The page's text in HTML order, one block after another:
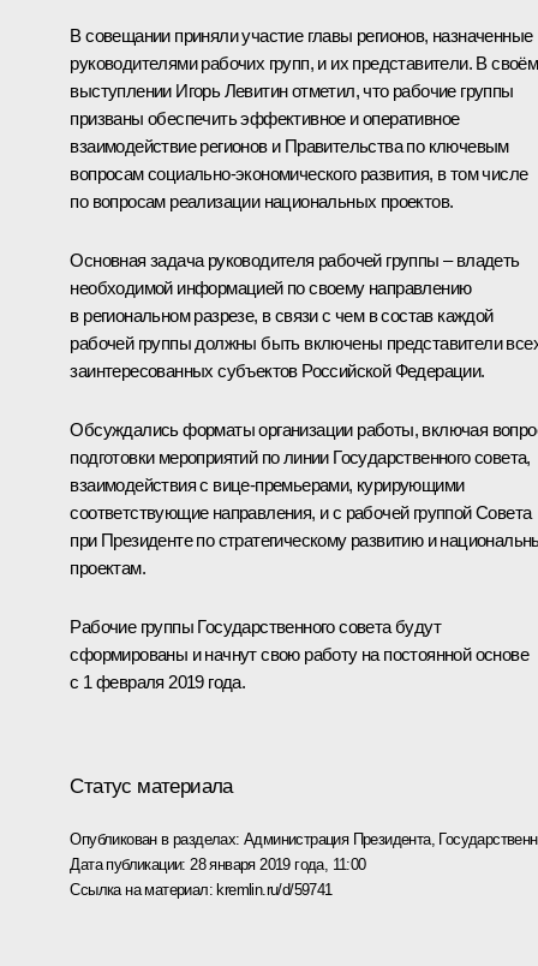
В совещании приняли участие главы регионов, назначенные
руководителями рабочих групп, и их представители. В своём
выступлении Игорь Левитинотметил, что рабочие группы
призваны обеспечить эффективное и оперативное
взаимодействие регионов и Правительства по ключевым
вопросам социально-экономического развития, в том числе
по вопросам реализации национальных проектов.
Основная задача руководителя рабочей группы – владеть
необходимой информацией по своему направлению
в региональном разрезе, в связи с чем в состав каждой
рабочей группы должны быть включены представители
заинтересованных субъектов Российской Федерации.
Обсуждались форматы организации работы, включая
подготовки мероприятий по линии Государственного совета,
взаимодействия с вице-премьерами, курирующими
соответствующие направления, и с рабочей группой Совета
при Президенте по стратегическому развитию и
проектам.
Рабочие группы Государственного совета будут
сформированы и начнут свою работу на постоянной основе
с 1 февраля 2019 года.
Статус материала
Опубликован в разделах: Администрация Президента,
Дата публикации: 28 января 2019 года, 11:00
Ссылка на материал: kremlin.ru/d/59741